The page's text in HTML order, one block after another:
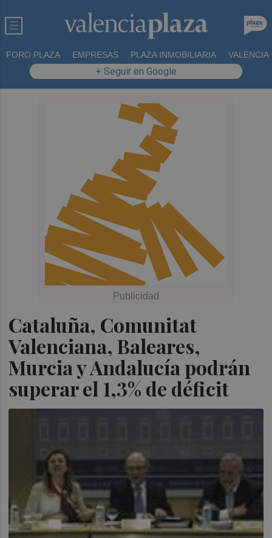
FORO PLAZA EMPRESAS PLAZA INMOBILIARIA VALÈNCIA
+ Seguir en Google
Cataluña, Comunitat
Valenciana, Baleares,
Murcia y Andalucía podrán
superar el 1,3% de déficit